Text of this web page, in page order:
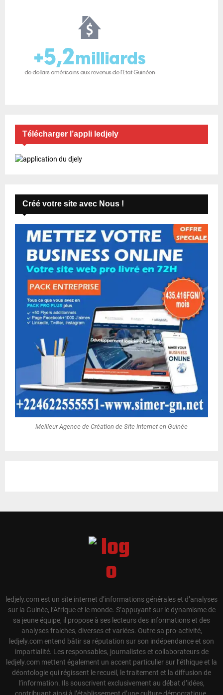
Télécharger l’appli ledjely
Créé votre site avec Nous !
Meilleur Agence de Création de Site Internet en Guinée
ledjely.com est un site internet d’informations générales et d’analyses
sur la Guinée, l’Afrique et le monde. S’appuyant sur le dynamisme de
sa jeune équipe, il propose à ses lecteurs des informations et des
analyses fraiches, diverses et variées. Outre sa pro-activité,
ledjely.com entend bâtir sa réputation sur son indépendance et son
impartialité. Les responsables, journalistes et collaborateurs de
ledjely.com mettent également un accent particulier sur l’éthique et la
déontologie qui régissent le recueil, le traitement et la diffusion de
l’information. Ils souscrivent exclusivement au débat d’idées,
contribuant ainsi à l’établissement d’une culture démocratique.